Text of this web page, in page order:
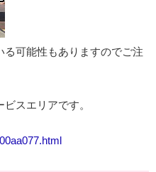
可能性もありますのでご注
スエリアです。